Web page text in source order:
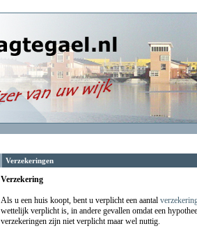
Verzekeringen
Verzekering
Als u een huis koopt, bent u verplicht een aantal
wettelijk verplicht is, in andere gevallen omdat een
verzekeringen zijn niet verplicht maar wel nuttig.